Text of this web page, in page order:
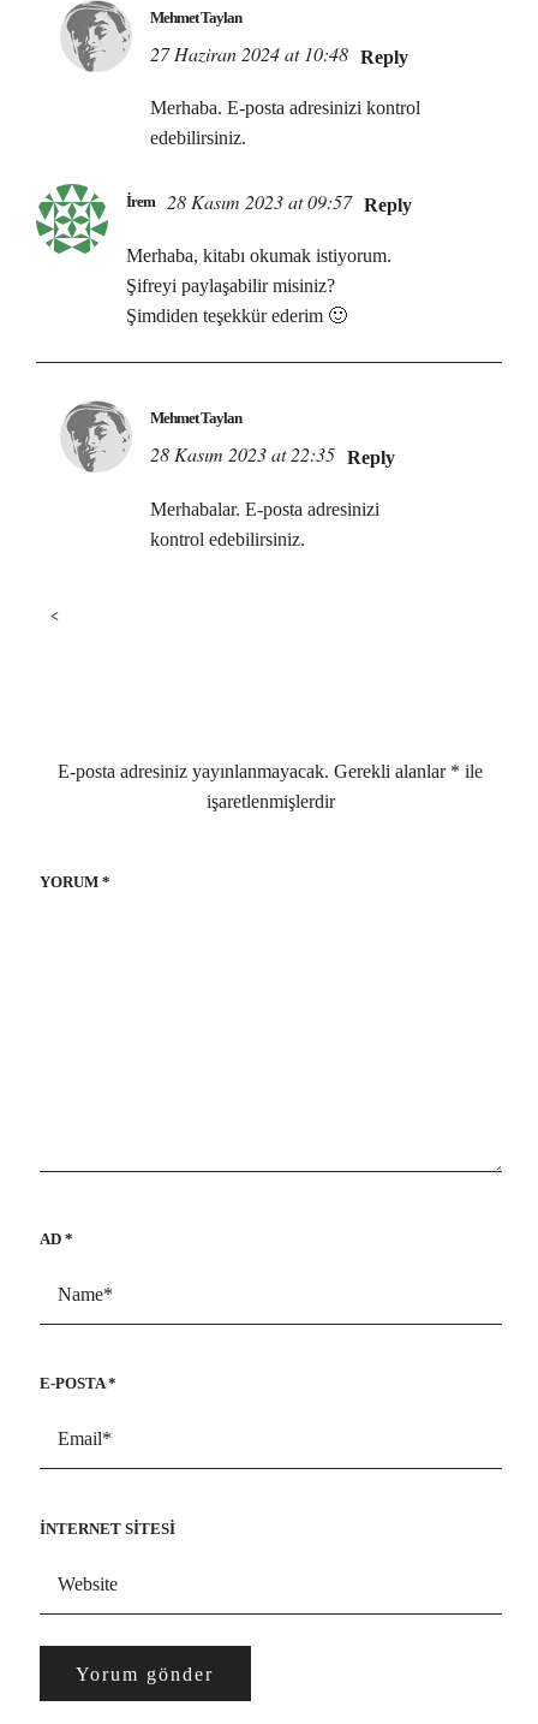
Mehmet Taylan
27 Haziran 2024 at 10:48 Reply
Merhaba. E-posta adresinizi kontrol
edebilirsiniz.
İrem 28 Kasım 2023 at 09:57 Reply
Merhaba, kitabı okumak istiyorum.
Şifreyi paylaşabilir misiniz?
Şimdiden teşekkür ederim 🙂
Mehmet Taylan
28 Kasım 2023 at 22:35 Reply
Merhabalar. E-posta adresinizi
kontrol edebilirsiniz.
<
E-posta adresiniz yayınlanmayacak. Gerekli alanlar * ile
işaretlenmişlerdir
YORUM *
AD *
E-POSTA*
İNTERNET SITESI